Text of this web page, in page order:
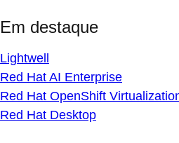
Em destaque
Lightwell
Red Hat AI Enterprise
Red Hat OpenShift
Red Hat Desktop